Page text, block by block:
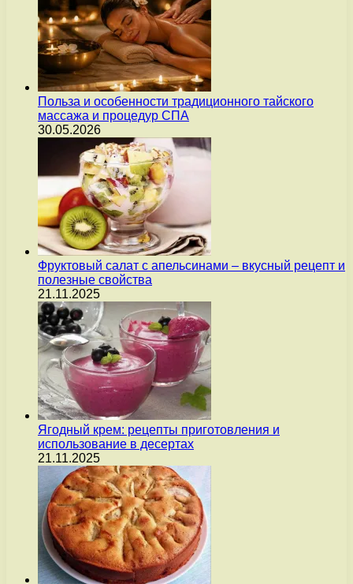
Польза и особенности традиционного тайского
массажа и процедур СПА
30.05.2026
Фруктовый салат с апельсинами – вкусный рецепт и
полезные свойства
21.11.2025
Ягодный крем: рецепты приготовления и
использование в десертах
21.11.2025